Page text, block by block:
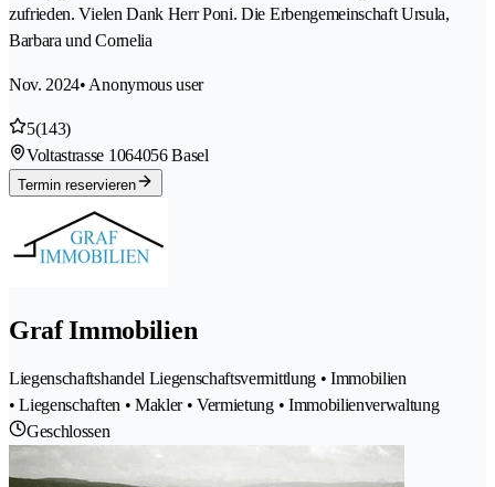
zufrieden. Vielen Dank Herr Poni. Die Erbengemeinschaft Ursula,
Barbara und Cornelia
Nov. 2024• Anonymous user
5(143)
Voltastrasse 1064056 Basel
Termin reservieren
Graf Immobilien
Liegenschaftshandel Liegenschaftsvermittlung • Immobilien
• Liegenschaften • Makler • Vermietung • Immobilienverwaltung
Geschlossen